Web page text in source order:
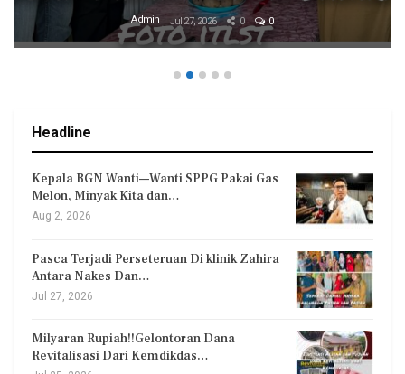
Admin Jul 27, 2026 0 0
Headline
Kepala BGN Wanti—Wanti SPPG Pakai Gas
Melon, Minyak Kita dan…
Aug 2, 2026
Pasca Terjadi Perseteruan Di klinik Zahira
Antara Nakes Dan…
Jul 27, 2026
Milyaran Rupiah!!Gelontoran Dana
Revitalisasi Dari Kemdikdas…